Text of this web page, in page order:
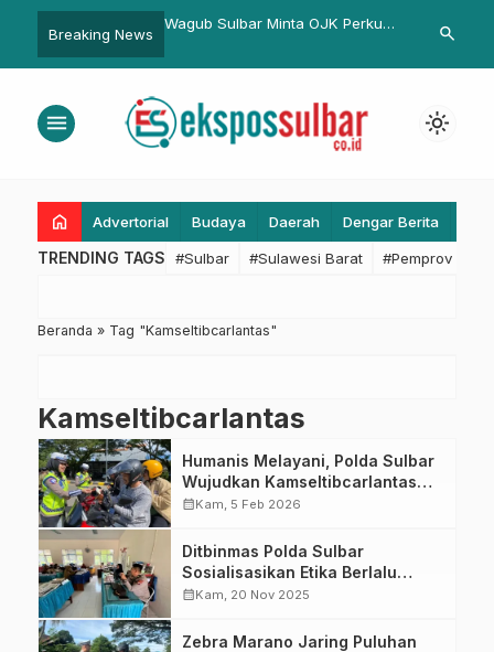
Breaking News
Sulbar Ikuti
Tinggi
Wagub Sulbar Minta OJK Perkuat
Ekonomi Daerah
BRI search
menu light_mode
home Advertorial Budaya Daerah Dengar Berita
TRENDING TAGS #Sulbar #Sulawesi Barat #Pemprov
Beranda » Tag "Kamseltibcarlantas"
Kamseltibcarlantas
Humanis Melayani, Polda Sulbar
Wujudkan Kamseltibcarlantas
Lewat Operasi Keselamatan
calendar_monthKam, 5 Feb 2026
Ditbinmas Polda Sulbar
Sosialisasikan Etika Berlalu
Lintas ke Sekolah-sekolah,
calendar_monthKam, 20 Nov 2025
Zebra Marano Jaring Puluhan